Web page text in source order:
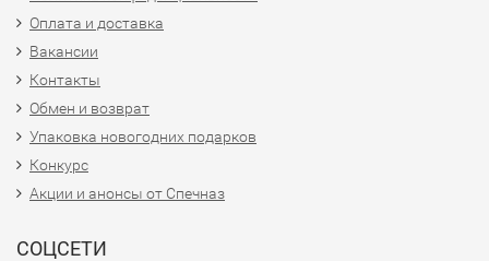
Оплата и доставка
Вакансии
Контакты
Обмен и возврат
Упаковка новогодних подарков
Конкурс
Акции и анонсы от Спечназ
СОЦСЕТИ